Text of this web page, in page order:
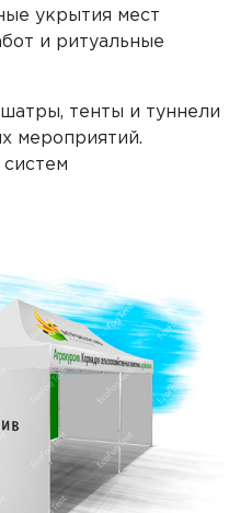
укрытия мест
и ритуальные
тенты и туннели
мероприятий.